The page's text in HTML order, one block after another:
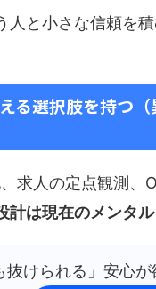
人と小さな信頼を
る選択肢を持つ
求人の定点観測、
計は現在のメンタ
抜けられる」安心